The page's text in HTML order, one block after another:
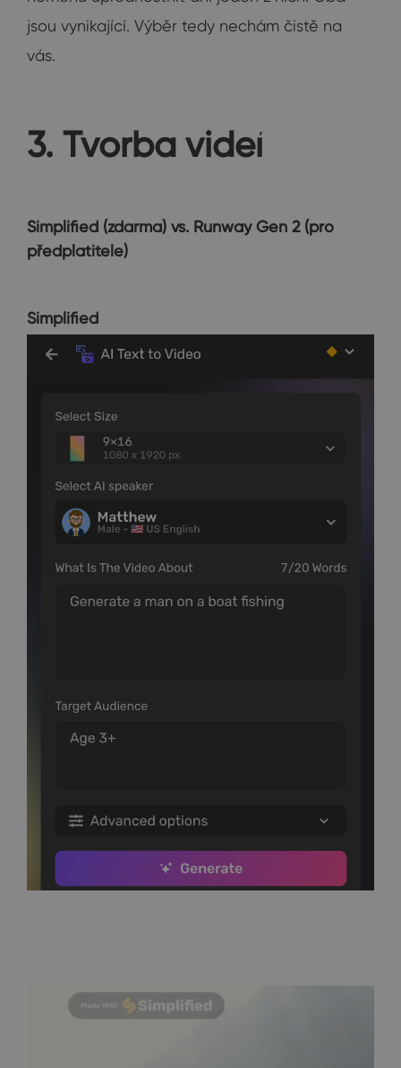
jsou vynikající. Výběr tedy nechám čistě na
vás.
3. Tvorba videí
Simplified (zdarma) vs. Runway Gen 2 (pro
předplatitele)
Simplified